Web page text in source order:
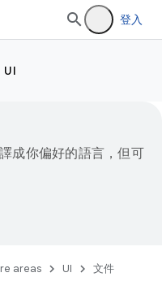
登入
UI
成你偏好的語言，但可
areas UI 文件